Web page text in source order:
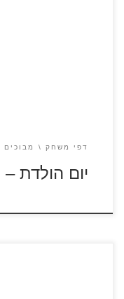
דפי משחק מבוכים
יום הולדת –